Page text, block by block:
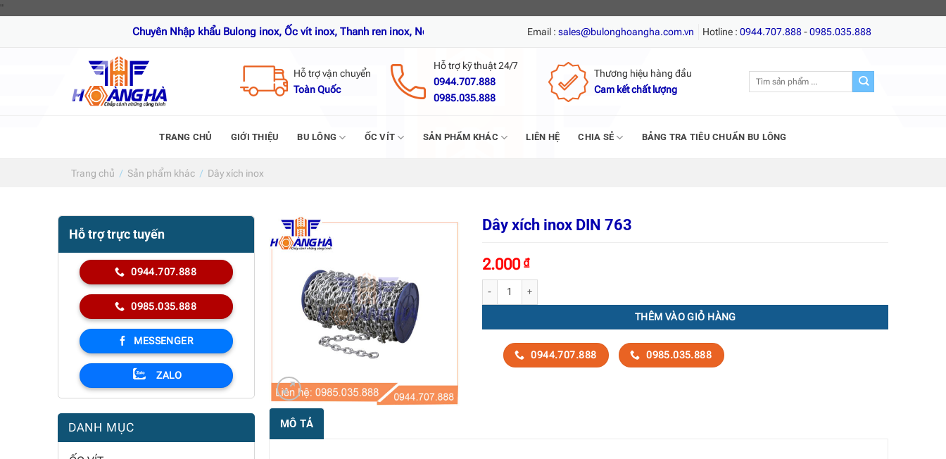
"
Chuyên Nhập khẩu Bulong inox, Ốc vít inox, Thanh ren inox, Nở đạn inox, Tắc kê nở inox, Vít tự khoan inox, Vít trí, Vít gỗ, Giá tốt nhất, Chất lượng hàng đầu!
Email : sales@bulonghoangha.com.vn Hotline : 0944.707.888-0985.035.888
Hỗ trợ vận chuyển
Toàn Quốc
Hỗ trợ kỹ thuật 24/7
0944.707.888
0985.035.888
Thương hiệu hàng đầu
Cam kết chất lượng
Tìm
TRANG CHỦ GIỚI THIỆU BU LÔNG ỐC VÍT SẢN PHẨM KHÁC LIÊN HỆ CHIA SẺ BẢNG TRA TIÊU CHUẨN BU LÔNG
Trang chủ / Sản phẩm khác / Dây xích inox
Hỗ trợ trực tuyến
0944.707.888
0985.035.888
MESSENGER
ZALO
DANH MỤC
Dây xích inox DIN 763
2.000₫
THÊM VÀO GIỎ HÀNG
0944.707.888 0985.035.888
MÔ TẢ